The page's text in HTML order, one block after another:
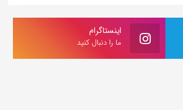
اینستاگرام
ما را دنبال کنید